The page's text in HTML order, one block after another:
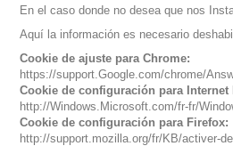
En el caso donde no desea que nos
Aquí la información es necesario
Cookie de ajuste para Chrome:
https://support.Google.com/chrome/
Cookie de configuración para Internet
http://Windows.Microsoft.com/fr-fr/
Cookie de configuración para Firefox:
http://support.mozilla.org/fr/KB/activer-